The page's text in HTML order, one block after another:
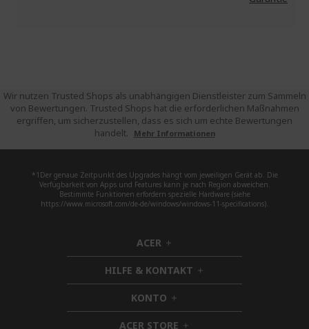
Wir nutzen Trusted Shops als unabhängigen Dienstleister zum Sammeln
von Bewertungen. Trusted Shops hat die erforderlichen Maßnahmen
ergriffen, um sicherzustellen, dass es sich um echte Bewertungen
handelt.
Mehr Informationen
*1Der genaue Zeitpunkt des Upgrades hängt vom jeweiligen Gerät ab. Die
Verfügbarkeit von Apps und Features kann je nach Region abweichen.
Bestimmte Funktionen erfordern spezielle Hardware (siehe
https://www.microsoft.com/de-de/windows/windows-11-specifications).
ACER h
i
d
d
e
n
HILFE & KONTAKT h
i
d
KONTO h
i
ACER STORE